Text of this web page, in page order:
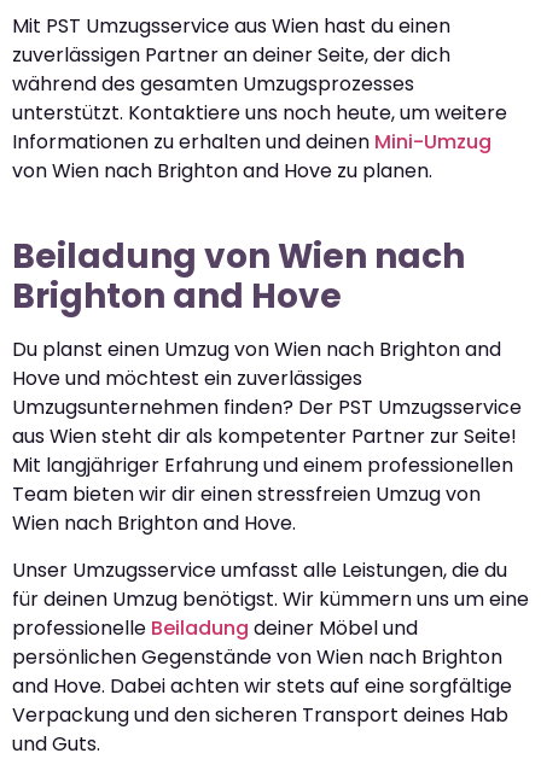
Mit PST Umzugsservice aus Wien hast du einen
zuverlässigen Partner an deiner Seite, der dich
während des gesamten Umzugsprozesses
unterstützt. Kontaktiere uns noch heute, um weitere
Informationen zu erhalten und deinen Mini-Umzug
von Wien nach Brighton and Hove zu planen.
Beiladung von Wien nach
Brighton and Hove
Du planst einen Umzug von Wien nach Brighton and
Hove und möchtest ein zuverlässiges
Umzugsunternehmen finden? Der PST Umzugsservice
aus Wien steht dir als kompetenter Partner zur Seite!
Mit langjähriger Erfahrung und einem professionellen
Team bieten wir dir einen stressfreien Umzug von
Wien nach Brighton and Hove.
Unser Umzugsservice umfasst alle Leistungen, die du
für deinen Umzug benötigst. Wir kümmern uns um eine
professionelle Beiladung deiner Möbel und
persönlichen Gegenstände von Wien nach Brighton
and Hove. Dabei achten wir stets auf eine sorgfältige
Verpackung und den sicheren Transport deines Hab
und Guts.